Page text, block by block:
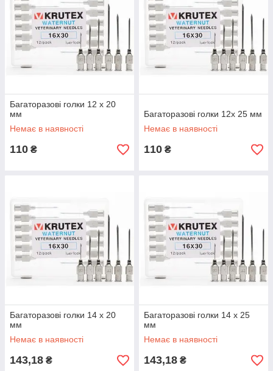
Багаторазові голки 12 х 20
мм
Немає в наявності
110 ₴
Багаторазові голки 12х 25 мм
Немає в наявності
110 ₴
Багаторазові голки 14 х 20
мм
Немає в наявності
143,18 ₴
Багаторазові голки 14 х 25
мм
Немає в наявності
143,18 ₴